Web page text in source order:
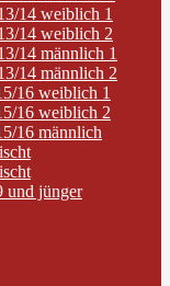
14 weiblich 1
14 weiblich 2
14 männlich 1
14 männlich 2
16 weiblich 1
16 weiblich 2
16 männlich
und jünger